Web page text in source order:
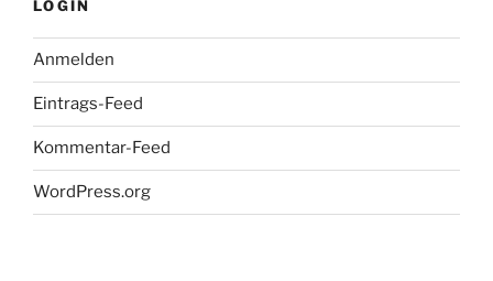
LOGIN
Anmelden
Eintrags-Feed
Kommentar-Feed
WordPress.org